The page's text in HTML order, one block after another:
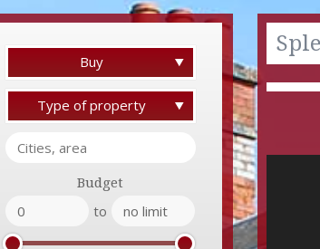
Buy
Type of property
Budget
to